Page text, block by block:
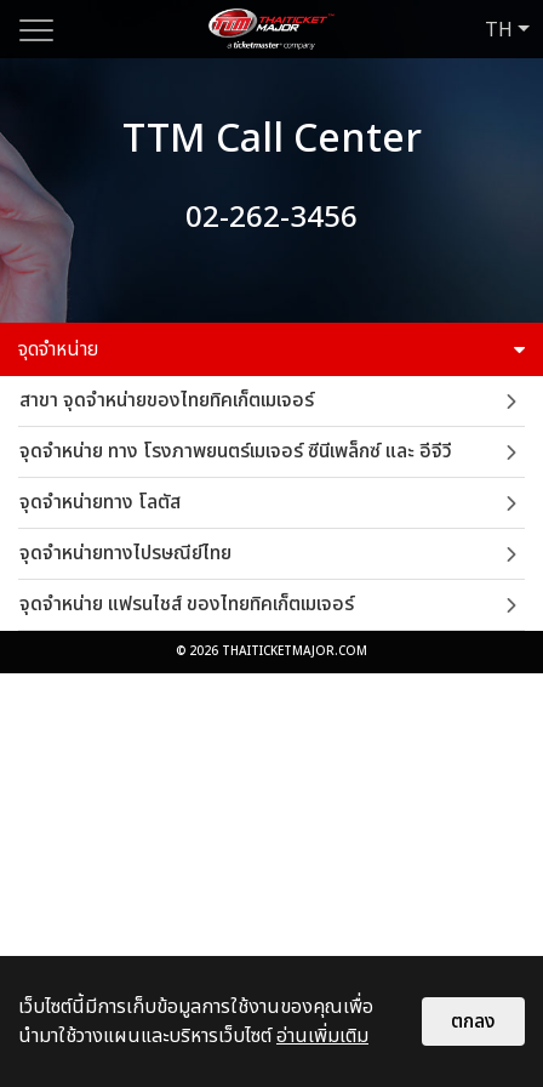
TH
TTM Call Center
02-262-3456
จุดจำหน่าย
สาขา จุดจำหน่ายของไทยทิคเก็ตเมเจอร์
จุดจำหน่าย ทาง โรงภาพยนตร์เมเจอร์ ซีนีเพล็กซ์ และ อีจีวี
จุดจำหน่ายทาง โลตัส
จุดจำหน่ายทางไปรษณีย์ไทย
จุดจำหน่าย แฟรนไชส์ ของไทยทิคเก็ตเมเจอร์
© 2026 THAITICKETMAJOR.COM
เว็บไซต์นี้มีการเก็บข้อมูลการใช้งานของคุณเพื่อ
นำมาใช้วางแผนและบริหารเว็บไซต์อ่านเพิ่มเติม ตกลง